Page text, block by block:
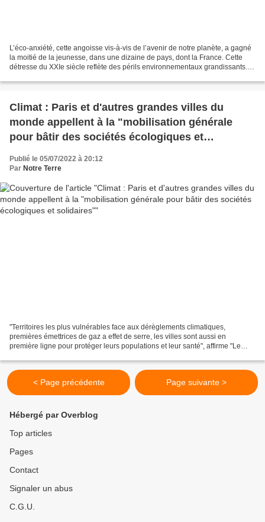
L’éco-anxiété, cette angoisse vis-à-vis de l’avenir de notre planète, a gagné
la moitié de la jeunesse, dans une dizaine de pays, dont la France. Cette
détresse du XXIe siècle reflète des périls environnementaux grandissants.
Climat : Paris et d'autres grandes villes du
monde appellent à la "mobilisation générale
pour bâtir des sociétés écologiques et
solidaires"
Publié le 05/07/2022 à 20:12
Par Notre Terre
"Territoires les plus vulnérables face aux dérèglements climatiques,
premières émettrices de gaz a effet de serre, les villes sont aussi en
première ligne pour protéger leurs populations et leur santé", affirme "Le
< Page précédente Page suivante >
Hébergé par Overblog
Top articles
Pages
Contact
Signaler un abus
C.G.U.